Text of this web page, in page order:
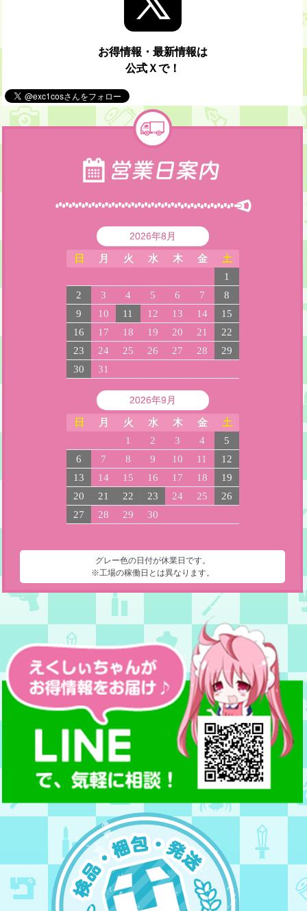
お得情報・最新情報は
公式Ｘで！
2026年8月
日 月 火 水 木 金 土
1
2
3 4 5 6 7
8
9
10 11 12 13 14
15
16
17 18 19 20 21
22
23
24 25 26 27 28
29
30
31
2026年9月
日 月 火 水 木 金 土
1 2 3 4
5
6
7 8 9 10 11
12
13
14 15 16 17 18
19
20
21 22 23 24 25
26
27
28 29 30
グレー色の日付が休業日です。
※工場の稼働日とは異なります。